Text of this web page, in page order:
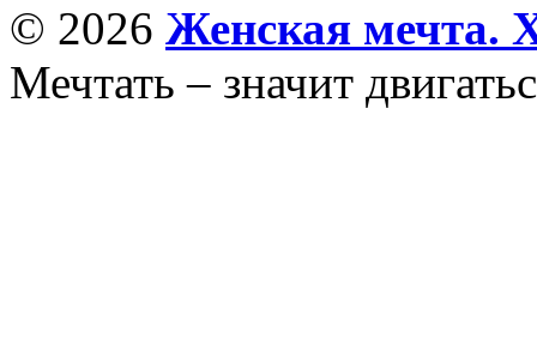
© 2026 Женская мечта.
Мечтать – значит